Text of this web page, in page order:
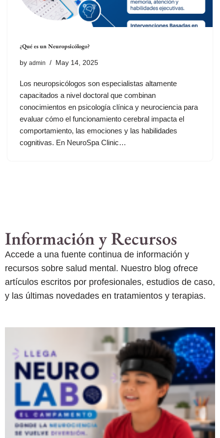
¿Qué es un Neuropsicólogo?
by admin May 14, 2025
Los neuropsicólogos son especialistas altamente
capacitados a nivel doctoral que combinan
conocimientos en psicología clínica y neurociencia para
evaluar cómo el funcionamiento cerebral impacta el
comportamiento, las emociones y las habilidades
cognitivas. En NeuroSpa Clinic…
Información y Recursos
Accede a una fuente continua de información y
recursos sobre salud mental. Nuestro blog ofrece
artículos escritos por profesionales, estudios de caso,
y las últimas novedades en tratamientos y terapias.